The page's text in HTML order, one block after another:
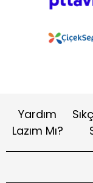
Yardım
Lazım Mı?